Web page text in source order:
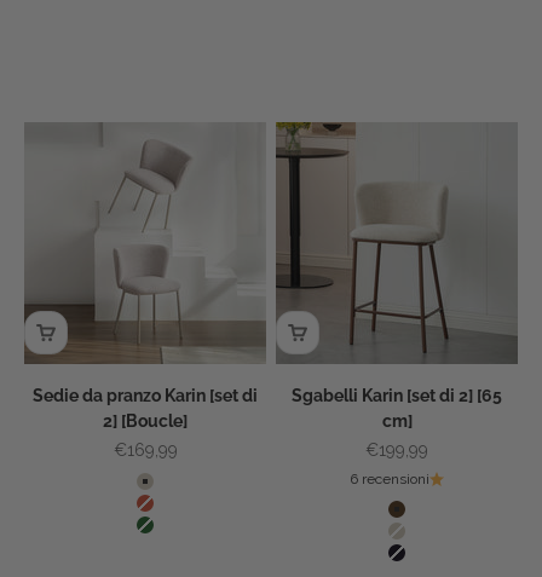
Sedie da pranzo Karin [set di
2] [Boucle]
Prezzo scontato
€169,99
Colore
Beige
Terracotta
Verde
Sgabelli Karin [set di 2] [65
cm]
Prezzo scontato
€199,99
6 recensioni
Colore
Motivo noce
Beige
Nero